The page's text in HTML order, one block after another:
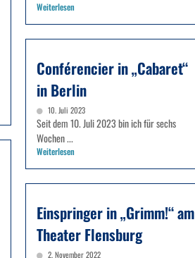
Weiterlesen
Conférencier in „Cabaret“
in Berlin
10. Juli 2023
Seit dem 10. Juli 2023 bin ich für sechs
Wochen ...
Weiterlesen
Einspringer in „Grimm!“ am
Theater Flensburg
2. November 2022